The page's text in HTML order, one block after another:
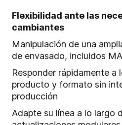
Flexibilidad ante las
cambiantes
Manipulación de una
de envasado, incluidos
Responder rápidamente a
producto y formato sin
producción
Adapte su línea a lo largo